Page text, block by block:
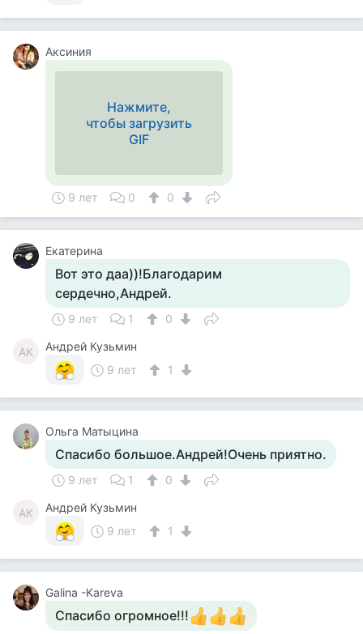
Аксиния
Нажмите,
чтобы загрузить
GIF
9 лет 0 0
Екатерина
Вот это даа))!Благодарим
сердечно,Андрей.
9 лет 1 0
АК
Андрей Кузьмин
9 лет
1
Ольга Матыцина
Спасибо большое.Андрей!Очень приятно.
9 лет 1 0
АК
Андрей Кузьмин
9 лет
1
Galina -Kareva
Спасибо огромное!!!